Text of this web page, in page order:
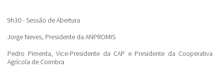
9h30 - Sessão de Abertura
Jorge Neves, Presidente da ANPROMIS
Pedro Pimenta, Vice-Presidente da CAP e Presidente da Cooperativa
Agrícola de Coimbra